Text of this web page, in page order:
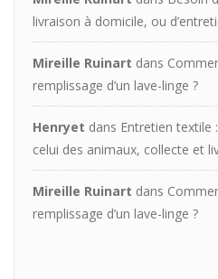
livraison à domicile, ou
Mireille Ruinart dans
remplissage d’un lave-linge ?
Henryet dans Entretien textile
celui des animaux, collecte et
Mireille Ruinart dans
remplissage d’un lave-linge ?